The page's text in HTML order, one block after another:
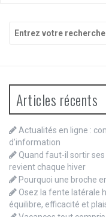
pour
Articles récents
Actualités en ligne :
d’information
Quand faut-il sortir
revient chaque hiver
Pourquoi une broche
Osez la fente latérale
équilibre, efficacité et